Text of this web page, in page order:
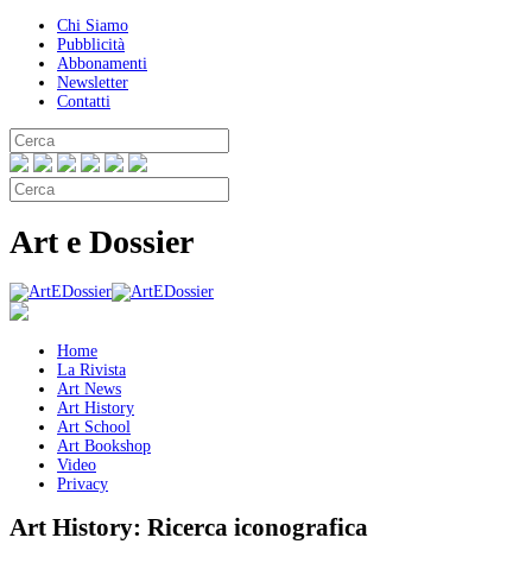
Chi Siamo
Pubblicità
Abbonamenti
Newsletter
Contatti
Art e Dossier
Home
La Rivista
Art News
Art History
Art School
Art Bookshop
Video
Privacy
Art History: Ricerca iconografica